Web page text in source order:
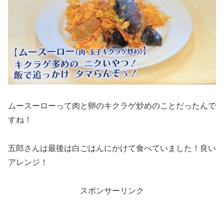
ムースーローって肉と卵のキクラゲ炒めのことだったんで
すね！
五郎さんは最後は白ごはんにかけて食べていました！良い
アレンジ！
スポンサーリンク